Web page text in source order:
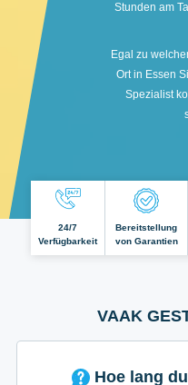
Stunden am
Egal zu
Ort in Essen
Spezialist
24/7
Verfügbarkeit
Bereitstellung
von Garantien
VAAK